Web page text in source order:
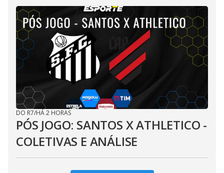
DO R7/HÁ 2 HORAS
PÓS JOGO: SANTOS X ATHLETICO -
COLETIVAS E ANÁLISE